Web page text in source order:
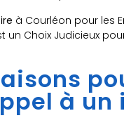
à Courléon pour les
un Choix Judicieux
à